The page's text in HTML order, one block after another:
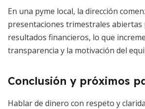
En una pyme local, la dirección
presentaciones trimestrales abiertas
resultados financieros, lo que
transparencia y la motivación del
Conclusión y próximos
Hablar de dinero con respeto y